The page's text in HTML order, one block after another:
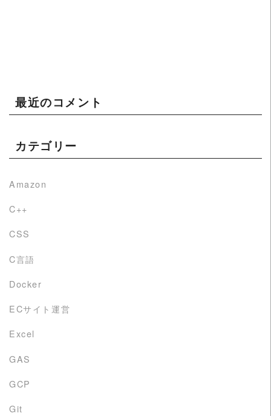
最近のコメント
カテゴリー
Amazon
C++
CSS
C言語
Docker
ECサイト運営
Excel
GAS
GCP
Git